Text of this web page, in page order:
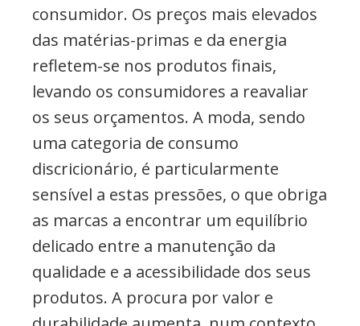
consumidor. Os preços mais elevados
das matérias-primas e da energia
refletem-se nos produtos finais,
levando os consumidores a reavaliar
os seus orçamentos. A moda, sendo
uma categoria de consumo
discricionário, é particularmente
sensível a estas pressões, o que obriga
as marcas a encontrar um equilíbrio
delicado entre a manutenção da
qualidade e a acessibilidade dos seus
produtos. A procura por valor e